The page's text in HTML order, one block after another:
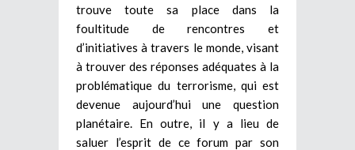
trouve toute sa place dans la
foultitude de rencontres et
d’initiatives à travers le monde, visant
à trouver des réponses adéquates à la
problématique du terrorisme, qui est
devenue aujourd’hui une question
planétaire. En outre, il y a lieu de
saluer l’esprit de ce forum par son